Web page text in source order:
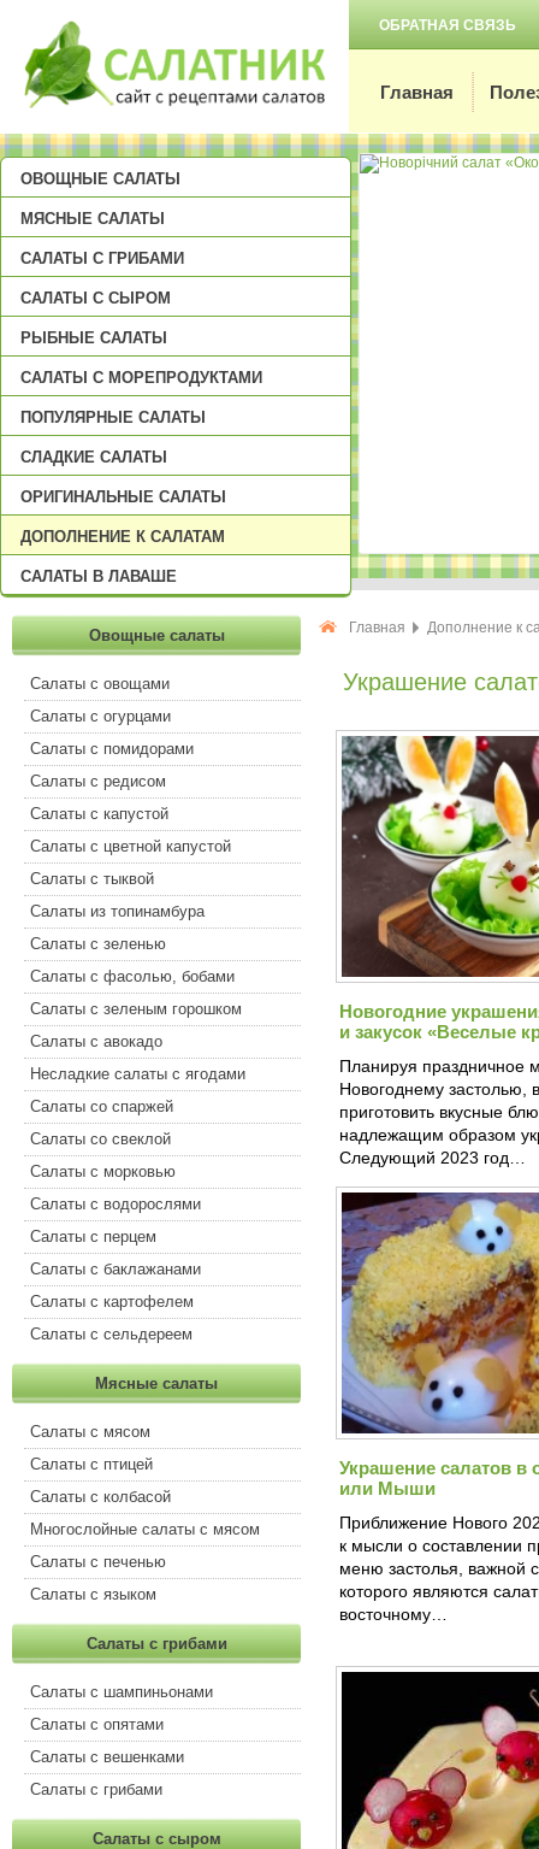
ОБРАТНАЯ СВЯЗЬ
Главная
ОВОЩНЫЕ САЛАТЫ
МЯСНЫЕ САЛАТЫ
САЛАТЫ С ГРИБАМИ
САЛАТЫ С СЫРОМ
РЫБНЫЕ САЛАТЫ
САЛАТЫ С МОРЕПРОДУКТАМИ
ПОПУЛЯРНЫЕ САЛАТЫ
СЛАДКИЕ САЛАТЫ
ОРИГИНАЛЬНЫЕ САЛАТЫ
ДОПОЛНЕНИЕ К САЛАТАМ
САЛАТЫ В ЛАВАШЕ
Овощные салаты
Салаты с овощами
Салаты с огурцами
Салаты с помидорами
Салаты с редисом
Салаты с капустой
Салаты с цветной капустой
Салаты с тыквой
Салаты из топинамбура
Салаты с зеленью
Салаты с фасолью, бобами
Салаты с зеленым горошком
Салаты с авокадо
Несладкие салаты с ягодами
Салаты со спаржей
Салаты со свеклой
Салаты с морковью
Салаты с водорослями
Салаты с перцем
Салаты с баклажанами
Салаты с картофелем
Салаты с сельдереем
Мясные салаты
Салаты с мясом
Салаты с птицей
Салаты с колбасой
Многослойные салаты с мясом
Салаты с печенью
Салаты с языком
Салаты с грибами
Салаты с шампиньонами
Салаты с опятами
Салаты с вешенками
Салаты с грибами
Салаты с сыром
Главная Дополнение к
Украшение
Новогодние
и закусок «Веселые
Планируя праздничное
Новогоднему застолью,
приготовить вкусные
надлежащим образом
Следующий 2023 год…
Украшение салатов в
или Мыши
Приближение Нового
к мысли о составлении
меню застолья, важной
которого являются
восточному…